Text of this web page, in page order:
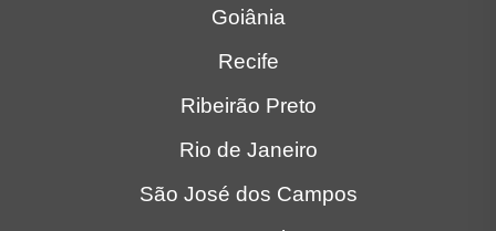
Goiânia
Recife
Ribeirão Preto
Rio de Janeiro
São José dos Campos